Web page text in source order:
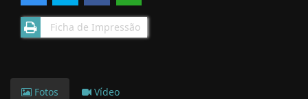
Ficha de Impressão
Fotos Vídeo